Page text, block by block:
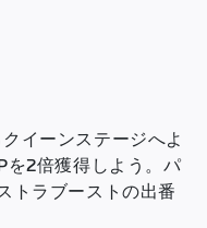
イーンステージへよ
を2倍獲得しよう。パ
トラブーストの出番